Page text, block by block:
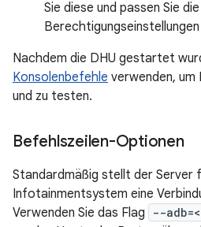
Sie diese und passen Sie die
Nachdem die DHU gestartet
Konsolenbefehle verwenden, um
und zu testen.
Befehlszeilen-Optionen
Standardmäßig stellt der Server
Infotainmentsystem eine
Verwenden Sie das Flag
--